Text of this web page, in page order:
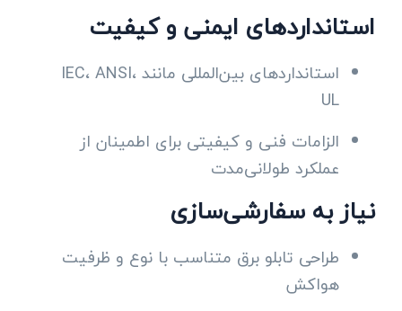
استانداردهای ایمنی و کیفیت
استانداردهای بین‌المللی مانند IEC، ANSI،
UL
الزامات فنی و کیفیتی برای اطمینان از
عملکرد طولانی‌مدت
نیاز به سفارشی‌سازی
طراحی تابلو برق متناسب با نوع و ظرفیت
هواکش